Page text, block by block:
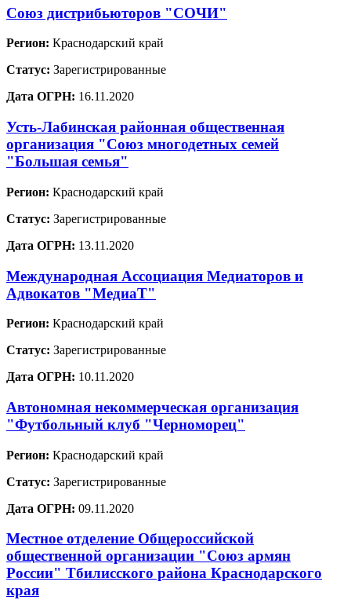
Союз дистрибьюторов "СОЧИ"
Регион: Краснодарский край
Статус: Зарегистрированные
Дата ОГРН: 16.11.2020
Усть-Лабинская районная общественная
организация "Союз многодетных семей
"Большая семья"
Регион: Краснодарский край
Статус: Зарегистрированные
Дата ОГРН: 13.11.2020
Международная Ассоциация Медиаторов и
Адвокатов "МедиаТ"
Регион: Краснодарский край
Статус: Зарегистрированные
Дата ОГРН: 10.11.2020
Автономная некоммерческая организация
"Футбольный клуб "Черноморец"
Регион: Краснодарский край
Статус: Зарегистрированные
Дата ОГРН: 09.11.2020
Местное отделение Общероссийской
общественной организации "Союз армян
России" Тбилисского района Краснодарского
края